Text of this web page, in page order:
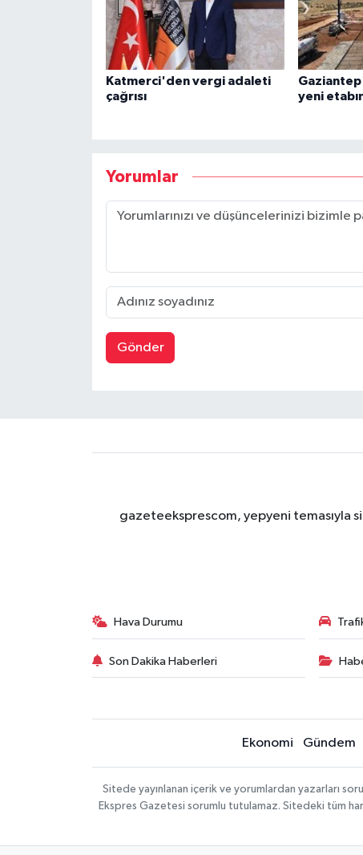
Katmerci'den vergi adaleti
çağrısı
yeni
Yorumlar
Gönder
gazeteeksprescom, yepyeni temasıyla
Hava Durumu
Son Dakika Haberleri
Ekonomi Gündem
Sitede yayınlanan içerik ve yorumlardan yazarları
Ekspres Gazetesi sorumlu tutulamaz. Sitedeki tüm